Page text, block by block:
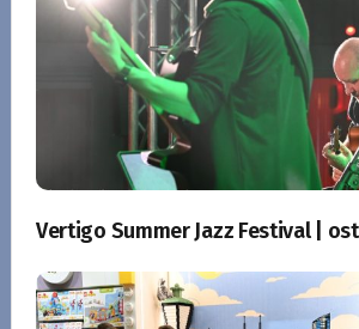
Vertigo Summer Jazz Festival |